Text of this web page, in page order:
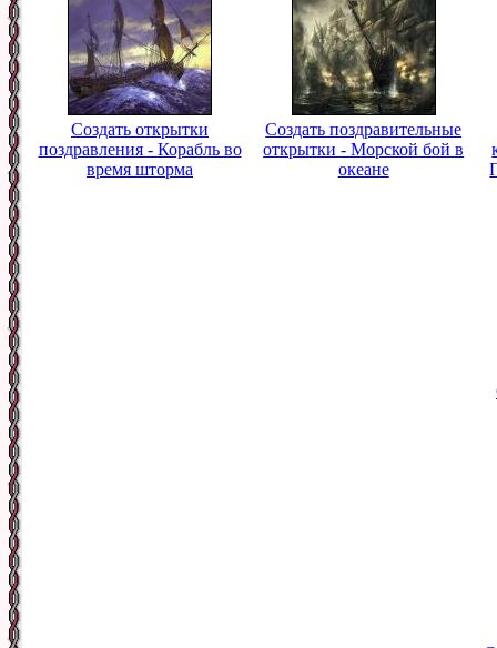
Создать открытки
поздравления - Корабль во
время шторма
Создать поздравительные
открытки - Морской бой в
океане